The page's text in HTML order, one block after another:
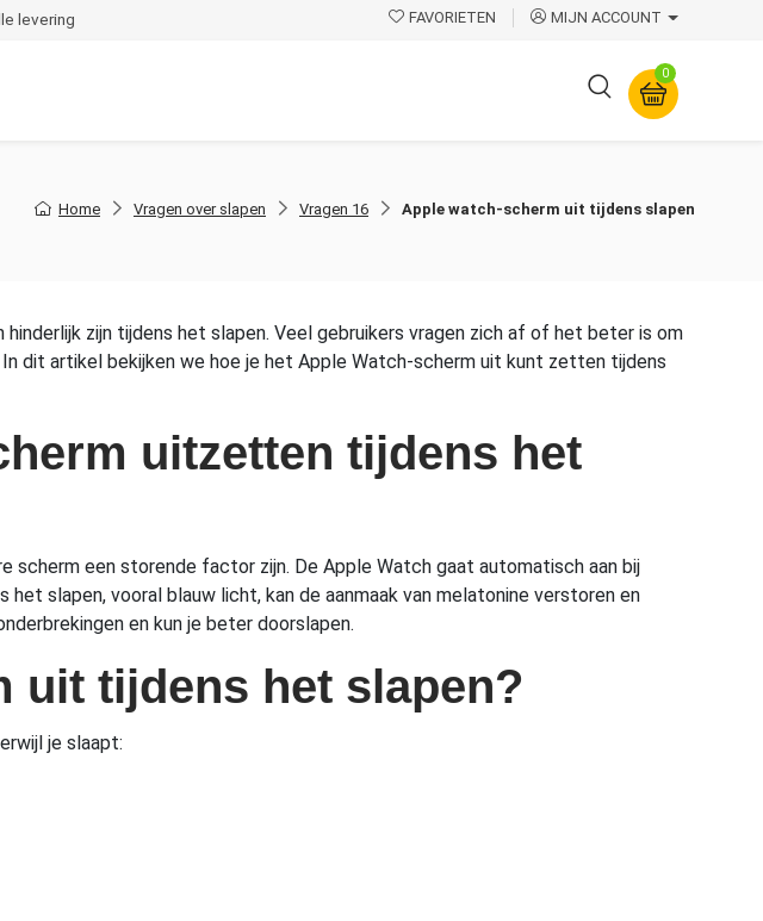
levering FAVORIETEN MIJN ACCOUNT
0
Home Vragen over slapen Vragen 16 Apple watch-scherm uit tijdens slapen
zijn tijdens het slapen. Veel gebruikers vragen zich af of het beter is om
dit artikel bekijken we hoe je het Apple Watch-scherm uit kunt zetten tijdens
uitzetten tijdens het
scherm een storende factor zijn. De Apple Watch gaat automatisch aan bij
slapen, vooral blauw licht, kan de aanmaak van melatonine verstoren en
en kun je beter doorslapen.
uit tijdens het slapen?
je slaapt: